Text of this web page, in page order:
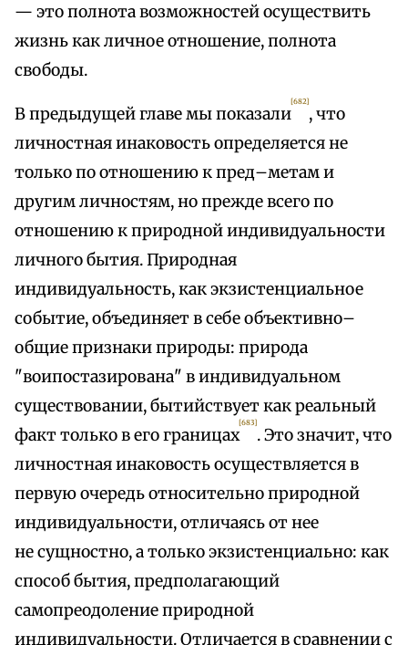
— это полнота возможностей осуществить
жизнь как личное отношение, полнота
свободы.
В предыдущей главе мы показали
[682]
, что
личностная инаковость определяется не
только по отношению к пред–метам и
другим личностям, но прежде всего по
отношению к природной индивидуальности
личного бытия. Природная
индивидуальность, как экзистенциальное
событие, объединяет в себе объективно–
общие признаки природы: природа
"воипостазирована" в индивидуальном
существовании, бытийствует как реальный
факт только в его границах
[683]
. Это значит, что
личностная инаковость осуществляется в
первую очередь относительно природной
индивидуальности, отличаясь от нее
не сущностно, а только экзистенциально: как
способ бытия, предполагающий
самопреодоление природной
индивидуальности. Отличается в сравнении с